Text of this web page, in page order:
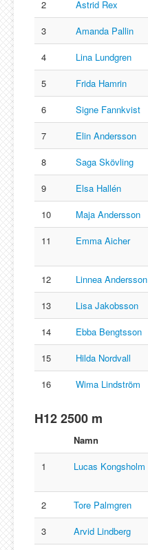
2 Astrid Rex
3
Amanda Pallin
4
Lina Lundgren
5
Frida Hamrin
6
Signe Fannkvist
7
Elin Andersson
8
Saga Skövling
9
Elsa Hallén
10
Maja Andersson
11
Emma Aicher
12
Linnea Andersson
13
Lisa Jakobsson
14
Ebba Bengtsson
15
Hilda Nordvall
16
Wima Lindström
H12 2500 m
Namn
1
Lucas Kongsholm
2
Tore Palmgren
3
Arvid Lindberg